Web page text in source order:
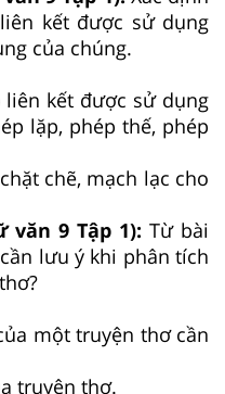
kết được sử dụng
của chúng.
liên kết được sử dụng
lặp, phép thế, phép
chẽ, mạch lạc cho
văn 9 Tập 1):Từ bài
lưu ý khi phân tích
một truyện thơ cần
truyện thơ.